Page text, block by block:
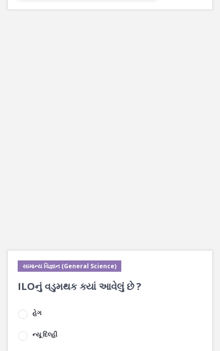
સામાન્ય વિજ્ઞાન (General Science)
ILOનું વડુમથક ક્યાં આવેલું છે ?
હેગ
ન્યૂ દિલ્હી